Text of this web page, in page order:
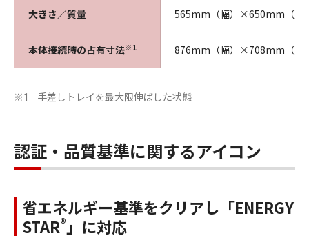
大きさ／質量 565mm（幅）×650mm（奥
本体接続時の占有寸法※1 876mm（幅）×708mm（奥
※1 手差しトレイを最大限伸ばした状態
認証・品質基準に関するアイコン
省エネルギー基準をクリアし「ENERGY
STAR® 」に対応